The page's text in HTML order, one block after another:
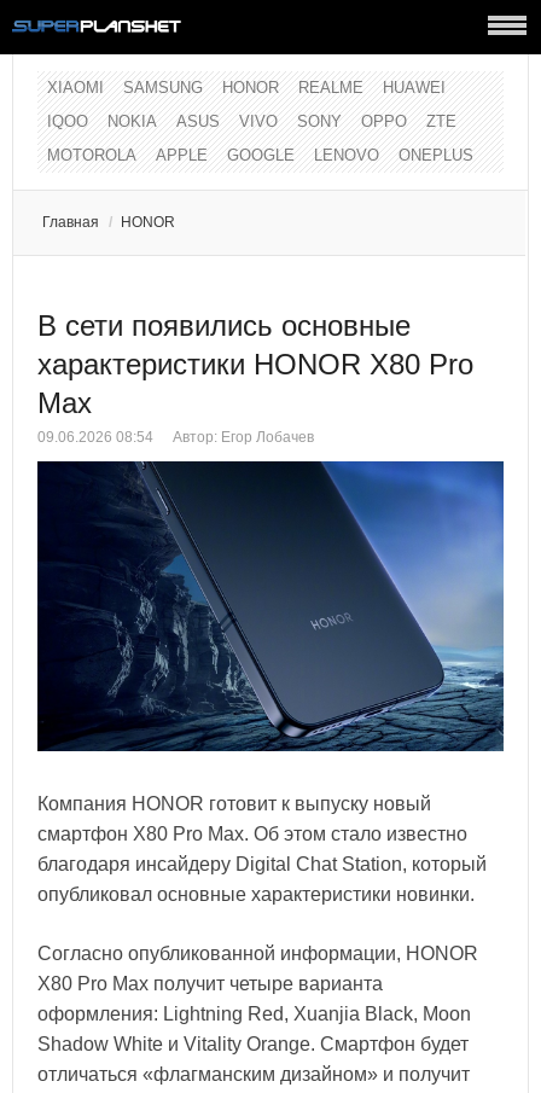
XIAOMI SAMSUNG HONOR REALME
HUAWEI
IQOO
NOKIA ASUS VIVO SONY OPPO
ZTE
MOTOROLA
APPLE GOOGLE LENOVO ONEPLUS
Главная / HONOR
В сети появились основные
характеристики HONOR X80 Pro
Max
09.06.2026 08:54 Автор: Егор Лобачев
Компания HONOR готовит к выпуску новый
смартфон X80 Pro Max. Об этом стало известно
благодаря инсайдеру Digital Chat Station, который
опубликовал основные характеристики новинки.
Согласно опубликованной информации, HONOR
X80 Pro Max получит четыре варианта
оформления: Lightning Red, Xuanjia Black, Moon
Shadow White и Vitality Orange. Смартфон будет
отличаться «флагманским дизайном» и получит